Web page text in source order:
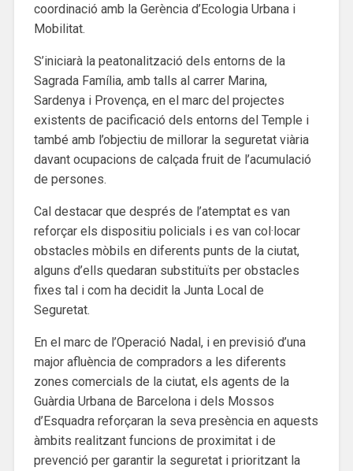
coordinació amb la Gerència d’Ecologia Urbana i
Mobilitat.
S’iniciarà la peatonalització dels entorns de la
Sagrada Família, amb talls al carrer Marina,
Sardenya i Provença, en el marc del projectes
existents de pacificació dels entorns del Temple i
també amb l’objectiu de millorar la seguretat viària
davant ocupacions de calçada fruit de l’acumulació
de persones.
Cal destacar que després de l’atemptat es van
reforçar els dispositiu policials i es van col·locar
obstacles mòbils en diferents punts de la ciutat,
alguns d’ells quedaran substituïts per obstacles
fixes tal i com ha decidit la Junta Local de
Seguretat.
En el marc de l’Operació Nadal, i en previsió d’una
major afluència de compradors a les diferents
zones comercials de la ciutat, els agents de la
Guàrdia Urbana de Barcelona i dels Mossos
d’Esquadra reforçaran la seva presència en aquests
àmbits realitzant funcions de proximitat i de
prevenció per garantir la seguretat i prioritzant la